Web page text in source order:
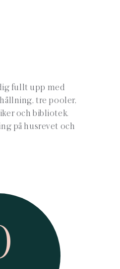
fullt upp med
tre pooler,
och bibliotek.
på husrevet och